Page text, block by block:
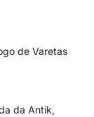
de Varetas
da Antik,